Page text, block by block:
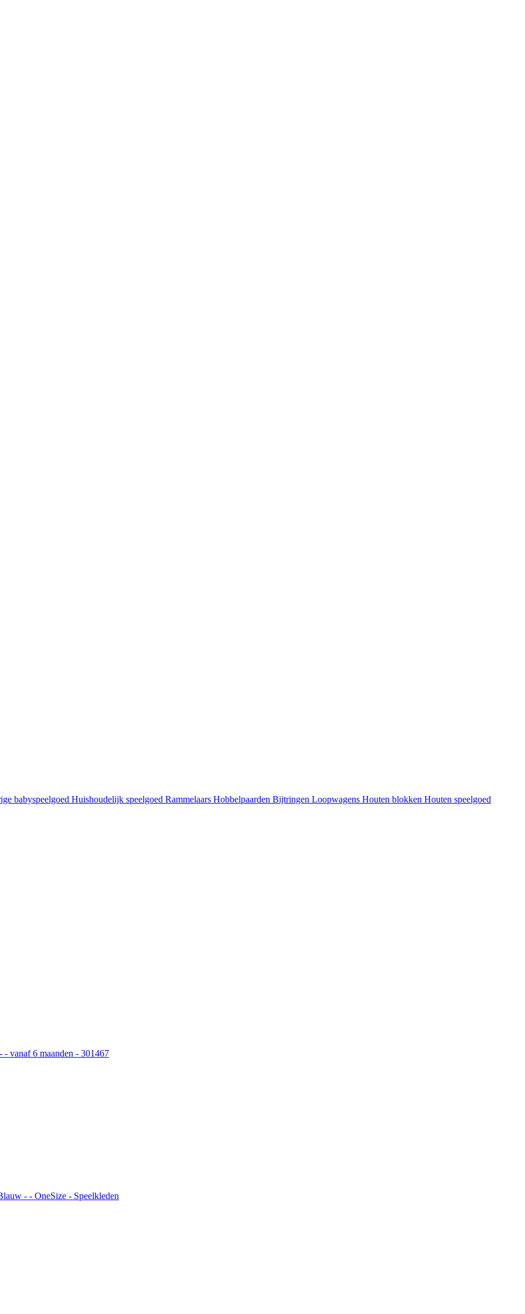
babyspeelgoed Huishoudelijk speelgoed Rammelaars Hobbelpaarden Bijtringen Loopwagens Houten blokken Houten speelgoed
vanaf 6 maanden - 301467
- - OneSize - Speelkleden